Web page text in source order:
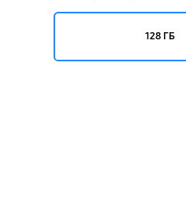
128 ГБ